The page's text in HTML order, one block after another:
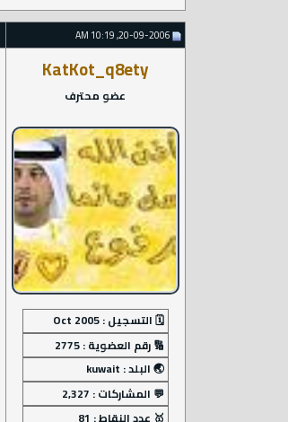
KatKot_q8ety
عضو محترف